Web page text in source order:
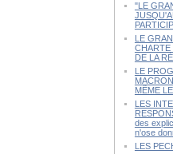
"LE
LE
CHARTE
DE LA
LE
MÊME
LES
des
n'ose
LES